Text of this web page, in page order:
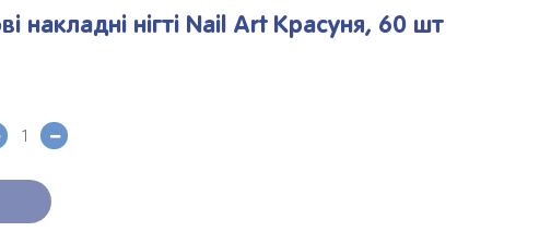
накладні нігті Nail Art Красуня, 60 шт